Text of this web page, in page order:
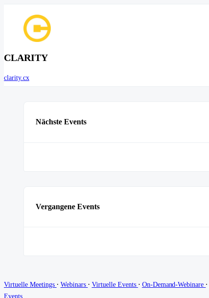
CLARITY
clarity.cx
Nächste Events
Vergangene Events
Virtuelle Meetings ∙ Webinars ∙ Virtuelle Events ∙ On-Demand-Webinare ∙
Events